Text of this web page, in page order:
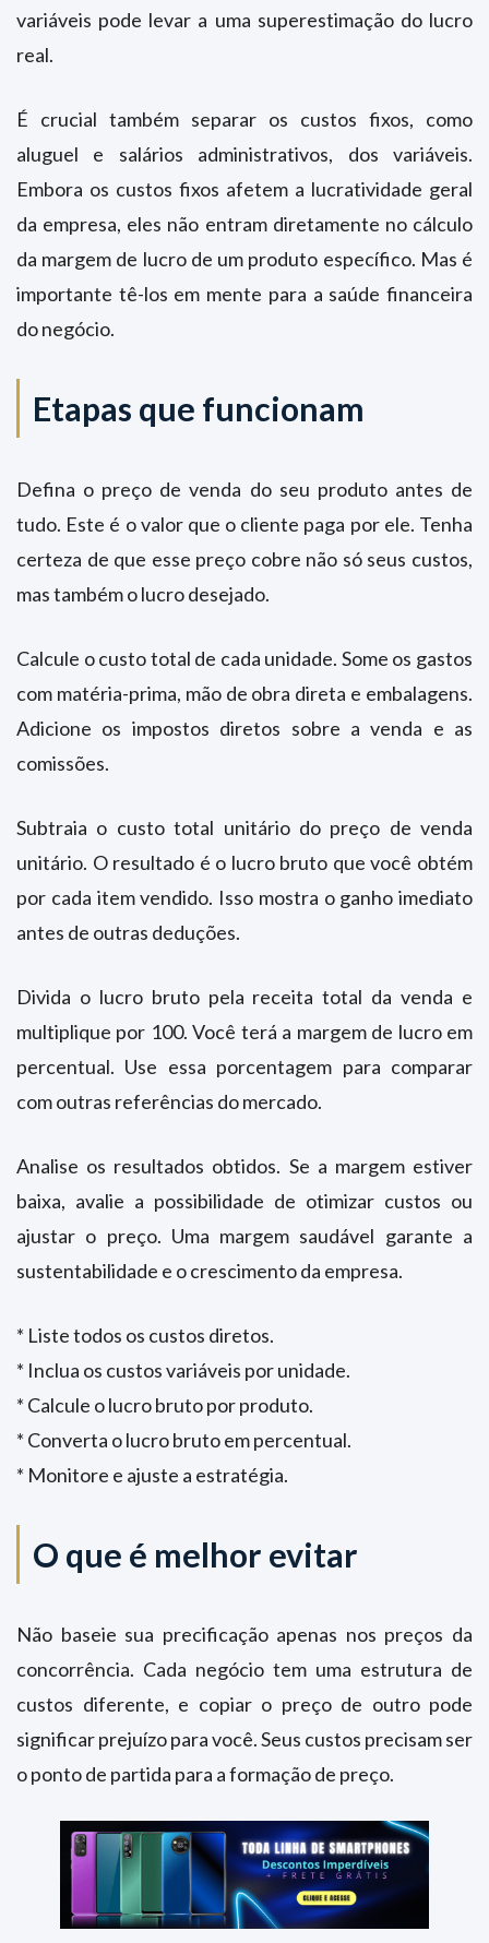
variáveis pode levar a uma superestimação do lucro
real.
É crucial também separar os custos fixos, como
aluguel e salários administrativos, dos variáveis.
Embora os custos fixos afetem a lucratividade geral
da empresa, eles não entram diretamente no cálculo
da margem de lucro de um produto específico. Mas é
importante tê-los em mente para a saúde financeira
do negócio.
Etapas que funcionam
Defina o preço de venda do seu produto antes de
tudo. Este é o valor que o cliente paga por ele. Tenha
certeza de que esse preço cobre não só seus custos,
mas também o lucro desejado.
Calcule o custo total de cada unidade. Some os gastos
com matéria-prima, mão de obra direta e embalagens.
Adicione os impostos diretos sobre a venda e as
comissões.
Subtraia o custo total unitário do preço de venda
unitário. O resultado é o lucro bruto que você obtém
por cada item vendido. Isso mostra o ganho imediato
antes de outras deduções.
Divida o lucro bruto pela receita total da venda e
multiplique por 100. Você terá a margem de lucro em
percentual. Use essa porcentagem para comparar
com outras referências do mercado.
Analise os resultados obtidos. Se a margem estiver
baixa, avalie a possibilidade de otimizar custos ou
ajustar o preço. Uma margem saudável garante a
sustentabilidade e o crescimento da empresa.
* Liste todos os custos diretos.
* Inclua os custos variáveis por unidade.
* Calcule o lucro bruto por produto.
* Converta o lucro bruto em percentual.
* Monitore e ajuste a estratégia.
O que é melhor evitar
Não baseie sua precificação apenas nos preços da
concorrência. Cada negócio tem uma estrutura de
custos diferente, e copiar o preço de outro pode
significar prejuízo para você. Seus custos precisam ser
o ponto de partida para a formação de preço.